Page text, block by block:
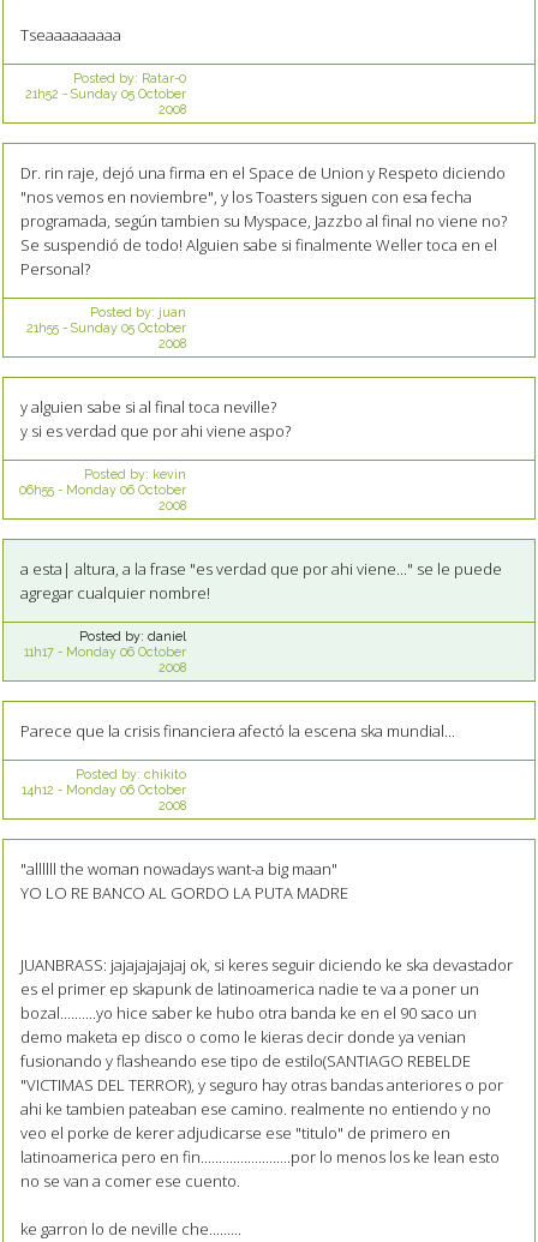
Tseaaaaaaaaa
Posted by: Ratar-0
21h52 - Sunday 05 October
2008
Dr. rin raje, dejó una firma en el Space de Union y Respeto diciendo
"nos vemos en noviembre", y los Toasters siguen con esa fecha
programada, según tambien su Myspace, Jazzbo al final no viene no?
Se suspendió de todo! Alguien sabe si finalmente Weller toca en el
Personal?
Posted by: juan
21h55- Sunday 05 October
2008
y alguien sabe si al final toca neville?
y si es verdad que por ahi viene aspo?
Posted by: kevin
06h55- Monday 06 October
2008
a esta| altura, a la frase "es verdad que por ahi viene..." se le puede
agregar cualquier nombre!
Posted by: daniel
11h17- Monday 06 October
2008
Parece que la crisis financiera afectó la escena ska mundial...
Posted by: chikito
14h12 - Monday 06 October
2008
"allllll the woman nowadays want-a big maan"
YO LO RE BANCO AL GORDO LA PUTA MADRE
JUANBRASS: jajajajajajaj ok, si keres seguir diciendo ke ska devastador
es el primer ep skapunk de latinoamerica nadie te va a poner un
bozal..........yo hice saber ke hubo otra banda ke en el 90 saco un
demo maketa ep disco o como le kieras decir donde ya venian
fusionando y flasheando ese tipo de estilo(SANTIAGO REBELDE
"VICTIMAS DEL TERROR), y seguro hay otras bandas anteriores o por
ahi ke tambien pateaban ese camino. realmente no entiendo y no
veo el porke de kerer adjudicarse ese "titulo" de primero en
latinoamerica pero en fin.........................por lo menos los ke lean esto
no se van a comer ese cuento.
ke garron lo de neville che.........